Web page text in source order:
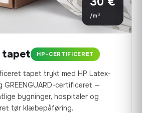
/m²
tapet HP-CERTIFICERET
tapet trykt med HP Latex-
GREENGUARD-certificeret —
bygninger, hospitaler og
tør klæbepåføring.